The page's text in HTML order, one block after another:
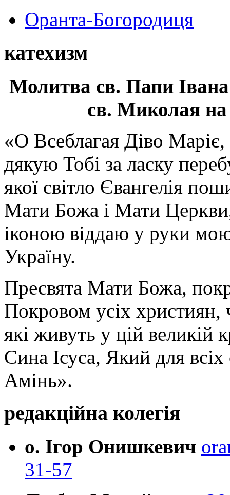
Оранта-Богородиця
катехизм
Молитва св. Папи
св. Миколая на
«О Всеблагая Діво
дякую Тобі за ласку
якої світло Євангелія
Мати Божа і Мати
іконою віддаю у руки
Україну.
Пресвята Мати Божа,
Покровом усіх християн,
які живуть у цій великій
Сина Ісуса, Який для
Амінь».
редакційна колегія
о. Ігор Онишкевич
31-57